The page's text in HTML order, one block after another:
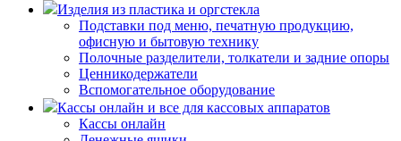
Изделия из пластика и оргстекла
Подставки под меню, печатную продукцию,
офисную и бытовую технику
Полочные разделители, толкатели и задние опоры
Ценникодержатели
Вспомогательное оборудование
Кассы онлайн и все для кассовых аппаратов
Кассы онлайн